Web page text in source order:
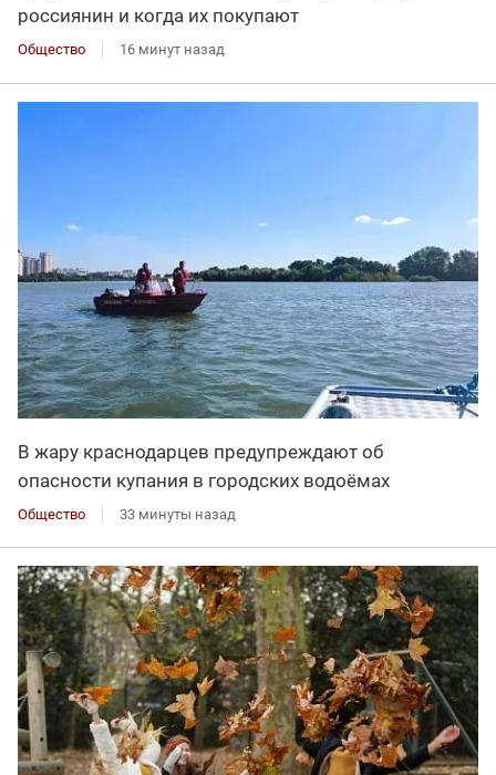
россиянин и когда их покупают
Общество 16 минут назад
В жару краснодарцев предупреждают об
опасности купания в городских водоёмах
Общество 33 минуты назад